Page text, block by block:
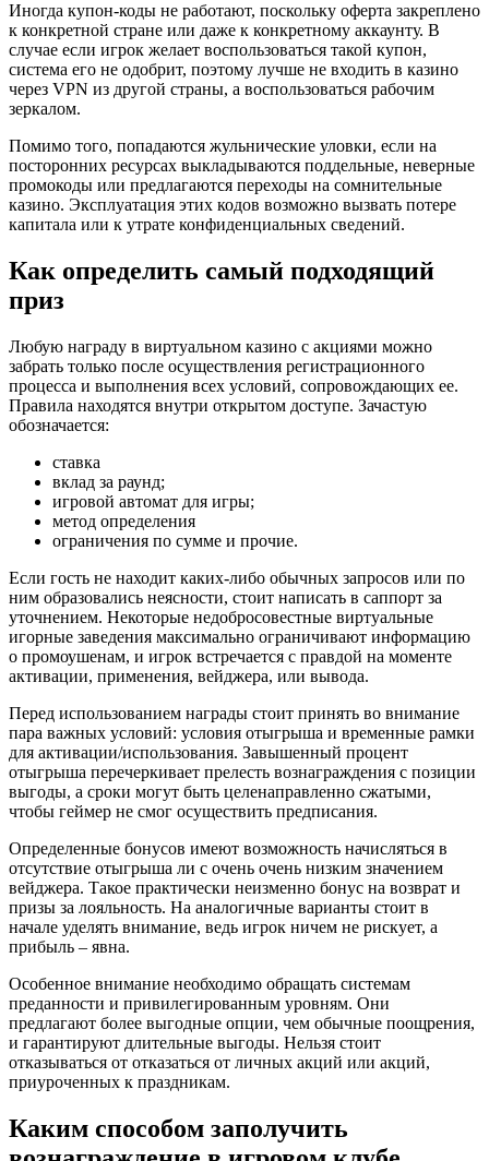
Иногда купон-коды не работают, поскольку оферта закреплено
к конкретной стране или даже к конкретному аккаунту. В
случае если игрок желает воспользоваться такой купон,
система его не одобрит, поэтому лучше не входить в казино
через VPN из другой страны, а воспользоваться рабочим
зеркалом.
Помимо того, попадаются жульнические уловки, если на
посторонних ресурсах выкладываются поддельные, неверные
промокоды или предлагаются переходы на сомнительные
казино. Эксплуатация этих кодов возможно вызвать потере
капитала или к утрате конфиденциальных сведений.
Как определить самый подходящий
приз
Любую награду в виртуальном казино с акциями можно
забрать только после осуществления регистрационного
процесса и выполнения всех условий, сопровождающих ее.
Правила находятся внутри открытом доступе. Зачастую
обозначается:
ставка
вклад за раунд;
игровой автомат для игры;
метод определения
ограничения по сумме и прочие.
Если гость не находит каких-либо обычных запросов или по
ним образовались неясности, стоит написать в саппорт за
уточнением. Некоторые недобросовестные виртуальные
игорные заведения максимально ограничивают информацию
о промоушенам, и игрок встречается с правдой на моменте
активации, применения, вейджера, или вывода.
Перед использованием награды стоит принять во внимание
пара важных условий: условия отыгрыша и временные рамки
для активации/использования. Завышенный процент
отыгрыша перечеркивает прелесть вознаграждения с позиции
выгоды, а сроки могут быть целенаправленно сжатыми,
чтобы геймер не смог осуществить предписания.
Определенные бонусов имеют возможность начисляться в
отсутствие отыгрыша ли с очень очень низким значением
вейджера. Такое практически неизменно бонус на возврат и
призы за лояльность. На аналогичные варианты стоит в
начале уделять внимание, ведь игрок ничем не рискует, а
прибыль – явна.
Особенное внимание необходимо обращать системам
преданности и привилегированным уровням. Они
предлагают более выгодные опции, чем обычные поощрения,
и гарантируют длительные выгоды. Нельзя стоит
отказываться от отказаться от личных акций или акций,
приуроченных к праздникам.
Каким способом заполучить